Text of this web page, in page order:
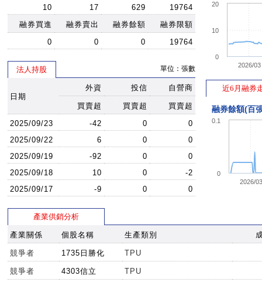
10
17 629
19764
融券買進
融券賣出 融券餘額
融券限額
0
0 0 19764
法人持股 單位：張數
日期
外資 投信 自營商
買賣超 買賣超
買賣超
2025/09/23
-42 0
0
2025/09/22
6 0
0
2025/09/19
-92 0
0
2025/09/18
10 0
-2
2025/09/17
-9 0 0
2026/03
0
10
20
近6月融券
融券餘額(百
2026/03
0
0.1
產業供銷分析
產業關係 個股名稱 生產類別
競爭者 1735日勝化 TPU
競爭者 4303信立 TPU